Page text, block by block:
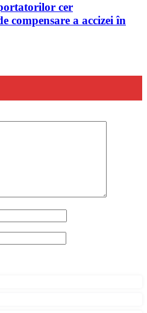
cer
compensare a accizei în